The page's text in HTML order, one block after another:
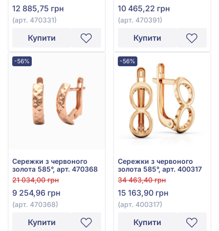
12 885,75 грн
(арт. 470331)
Купити
10 465,22 грн
(арт. 470391)
Купити
-56%
Сережки з червоного
золота 585°, арт. 470368
21 034,00 грн
9 254,96 грн
(арт. 470368)
Купити
-56%
Сережки з червоного
золота 585°, арт. 400317
34 463,40 грн
15 163,90 грн
(арт. 400317)
Купити